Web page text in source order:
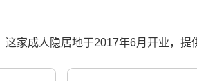
家成人隐居地于2017年6月开业，提